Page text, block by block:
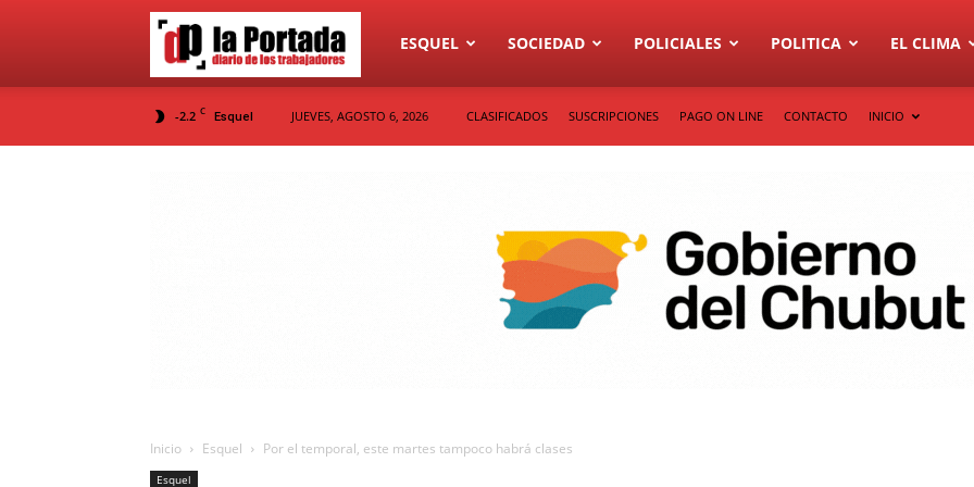
Diario
La
ESQUEL SOCIEDAD POLICIALES POLITICA EL CLIMA
-2.2 C Esquel JUEVES, AGOSTO 6, 2026 CLASIFICADOS SUSCRIPCIONES PAGO ON LINE CONTACTO INICIO
Inicio Esquel Por el temporal, este martes tampoco habrá clases
Esquel